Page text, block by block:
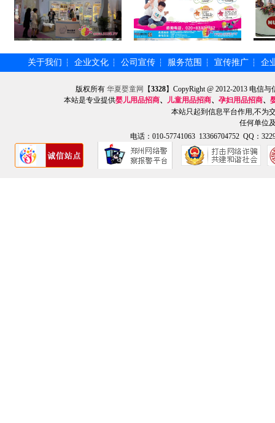
关于我们 ┆ 企业文化 ┆ 公司宣传 ┆ 服务范围 ┆ 宣传推广 ┆ 企
版权所有华夏婴童网 【3328】CopyRight @ 2012-2013 电信
本站是专业提供婴儿用品招商、 儿童用品招商、 孕妇用品招商、
本站只起到信息平台作用,不为
任何单位
电话：010-57741063 13366704752 QQ：